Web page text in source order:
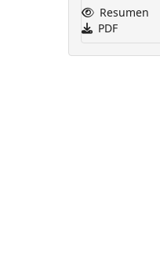
Resumen
PDF